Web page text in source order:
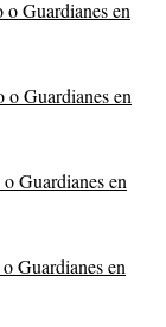
Guardianes en
o Guardianes en
Guardianes en
Guardianes en